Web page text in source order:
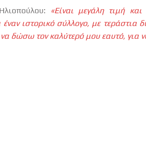
«Είναι μεγάλη τιμή
έναν ιστορικό σύλλογο, με
να δώσω τον καλύτερό μου εαυτό,